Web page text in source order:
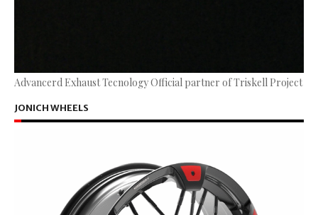
Advancerd Exhaust Tecnology Official partner of Triskell Project
JONICH WHEELS